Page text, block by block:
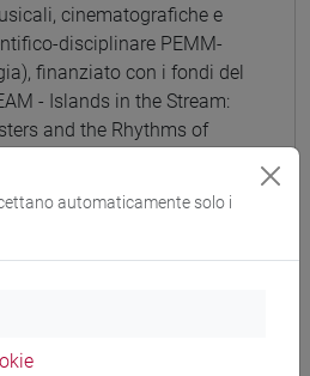
cinematografiche e
disciplinare PEMM-
finanziato con i fondi del
- Islands in the Stream:
and the Rhythms of
automaticamente solo i